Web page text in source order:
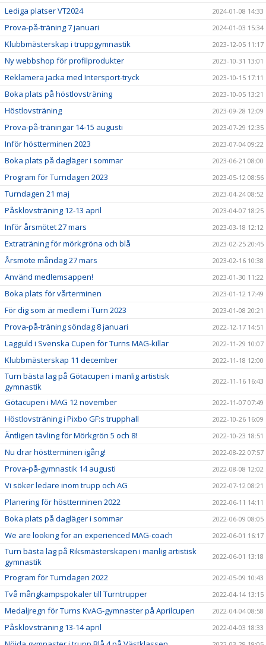
Lediga platser VT2024 2024-01-08 14:33
Prova-på-träning 7 januari 2024-01-03 15:34
Klubbmästerskap i truppgymnastik 2023-12-05 11:17
Ny webbshop för profilprodukter 2023-10-31 13:01
Reklamera jacka med Intersport-tryck 2023-10-15 17:11
Boka plats på höstlovsträning 2023-10-05 13:21
Höstlovsträning 2023-09-28 12:09
Prova-på-träningar 14-15 augusti 2023-07-29 12:35
Inför höstterminen 2023 2023-07-04 09:22
Boka plats på dagläger i sommar 2023-06-21 08:00
Program för Turndagen 2023 2023-05-12 08:56
Turndagen 21 maj 2023-04-24 08:52
Påsklovsträning 12-13 april 2023-04-07 18:25
Inför årsmötet 27 mars 2023-03-18 12:12
Extraträning för mörkgröna och blå 2023-02-25 20:45
Årsmöte måndag 27 mars 2023-02-16 10:38
Använd medlemsappen! 2023-01-30 11:22
Boka plats för vårterminen 2023-01-12 17:49
För dig som är medlem i Turn 2023 2023-01-08 20:21
Prova-på-träning söndag 8 januari 2022-12-17 14:51
Lagguld i Svenska Cupen för Turns MAG-killar 2022-11-29 10:07
Klubbmästerskap 11 december 2022-11-18 12:00
Turn bästa lag på Götacupen i manlig artistisk
gymnastik
2022-11-16 16:43
Götacupen i MAG 12 november 2022-11-07 07:49
Höstlovsträning i Pixbo GF:s trupphall 2022-10-26 16:09
Äntligen tävling för Mörkgrön 5 och 8! 2022-10-23 18:51
Nu drar höstterminen igång! 2022-08-22 07:57
Prova-på-gymnastik 14 augusti 2022-08-08 12:02
Vi söker ledare inom trupp och AG 2022-07-12 08:21
Planering för höstterminen 2022 2022-06-11 14:11
Boka plats på dagläger i sommar 2022-06-09 08:05
We are looking for an experienced MAG-coach 2022-06-01 16:17
Turn bästa lag på Riksmästerskapen i manlig artistisk
gymnastik
2022-06-01 13:18
Program för Turndagen 2022 2022-05-09 10:43
Två mångkampspokaler till Turntrupper 2022-04-14 13:15
Medaljregn för Turns KvAG-gymnaster på Aprilcupen 2022-04-04 08:58
Påsklovsträning 13-14 april 2022-04-03 18:33